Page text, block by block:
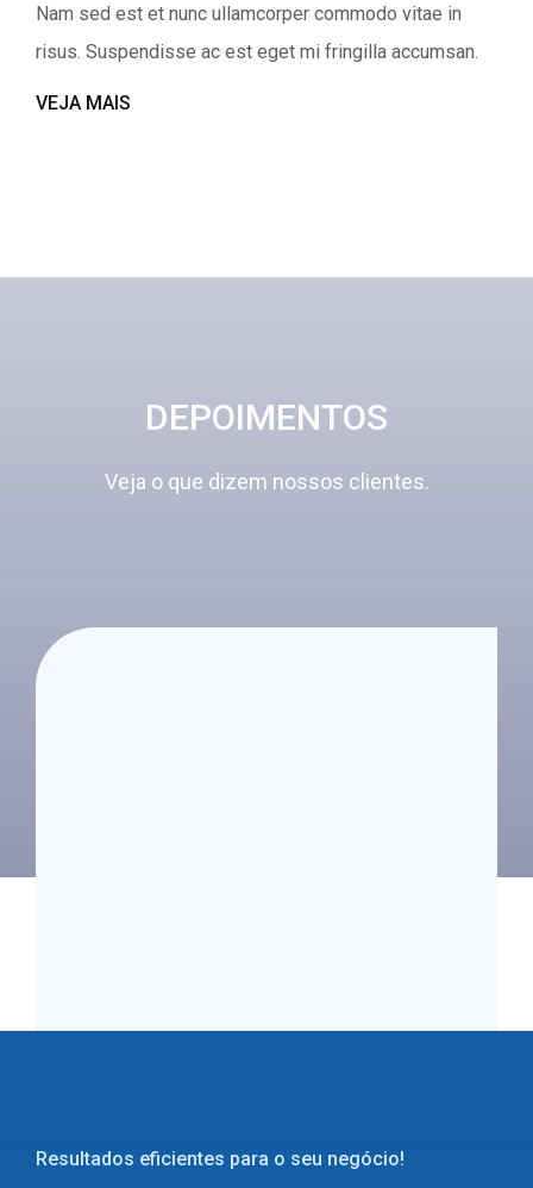
Nam sed est et nunc ullamcorper commodo vitae in
risus. Suspendisse ac est eget mi fringilla accumsan.
VEJA MAIS
DEPOIMENTOS
Veja o que dizem nossos clientes.
Resultados eficientes para o seu negócio!